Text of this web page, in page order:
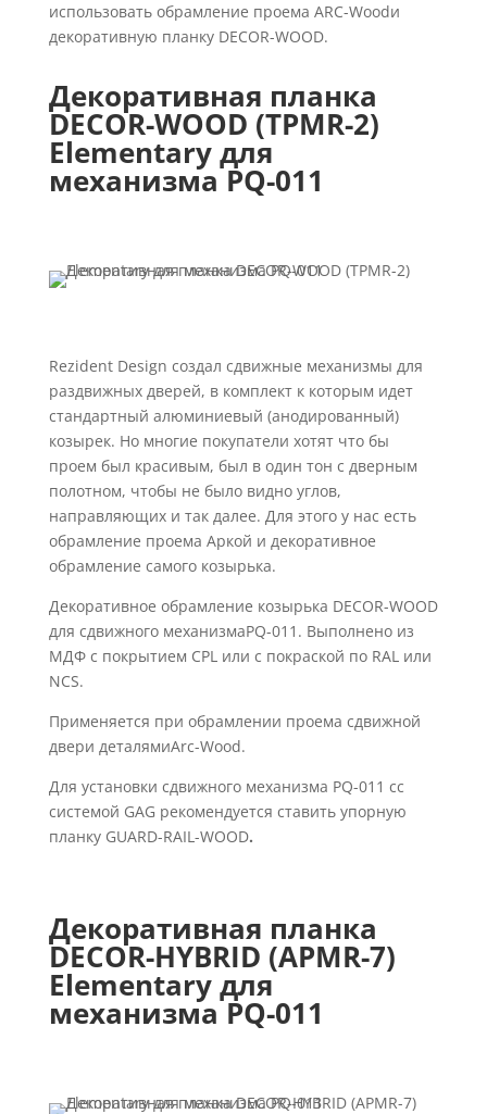
использовать обрамление проема ARC-Woodи
декоративную планку DECOR-WOOD.
Декоративная планка
DECOR-WOOD (TPMR-2)
Elementary для
механизма PQ-011
Rezident Design создал сдвижные механизмы для
раздвижных дверей, в комплект к которым идет
стандартный алюминиевый (анодированный)
козырек. Но многие покупатели хотят что бы
проем был красивым, был в один тон с дверным
полотном, чтобы не было видно углов,
направляющих и так далее. Для этого у нас есть
обрамление проема Аркой и декоративное
обрамление самого козырька.
Декоративное обрамление козырька DECOR-WOOD
для сдвижного механизмаPQ-011. Выполнено из
МДФ с покрытием CPL или с покраской по RAL или
NCS.
Применяется при обрамлении проема сдвижной
двери деталямиArc-Wood.
Для установки сдвижного механизма PQ-011 сс
системой GAG рекомендуется ставить упорную
планку GUARD-RAIL-WOOD.
Декоративная планка
DECOR-HYBRID (APMR-7)
Elementary для
механизма PQ-011